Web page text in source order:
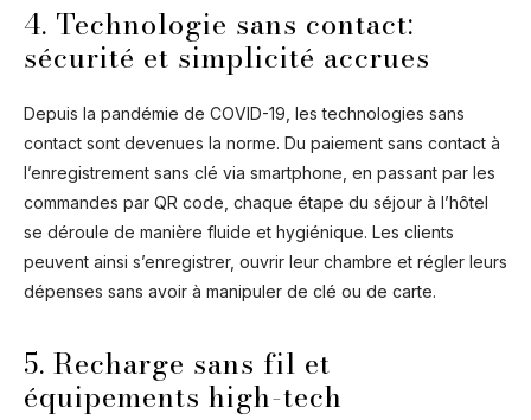
4. Technologie sans contact:
sécurité et simplicité accrues
Depuis la pandémie de COVID-19, les technologies sans
contact sont devenues la norme. Du paiement sans contact à
l’enregistrement sans clé via smartphone, en passant par les
commandes par QR code, chaque étape du séjour à l’hôtel
se déroule de manière fluide et hygiénique. Les clients
peuvent ainsi s’enregistrer, ouvrir leur chambre et régler leurs
dépenses sans avoir à manipuler de clé ou de carte.
5. Recharge sans fil et
équipements high-tech